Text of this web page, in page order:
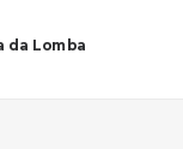
da Lomba